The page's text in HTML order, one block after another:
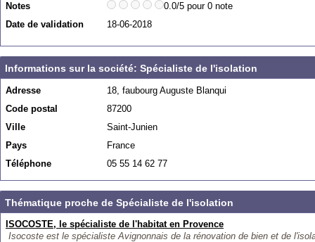
Notes
0.0/5 pour 0 note
Date de validation
18-06-2018
Informations sur la société: Spécialiste de l'isolation
Adresse
18, faubourg Auguste Blanqui
Code postal
87200
Ville
Saint-Junien
Pays
France
Téléphone
05 55 14 62 77
Thématique proche de Spécialiste de l'isolation
ISOCOSTE, le spécialiste de l'habitat en Provence
Isocoste est le spécialiste Avignonnais de la rénovation de bien et de